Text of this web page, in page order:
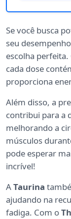
Se você busca
seu
escolha perfeita.
cada dose
proporciona
Além disso, a
contribui para a
melhorando a
músculos
pode esperar
incrível!
ATaurina
ajudando na
fadiga. Com o